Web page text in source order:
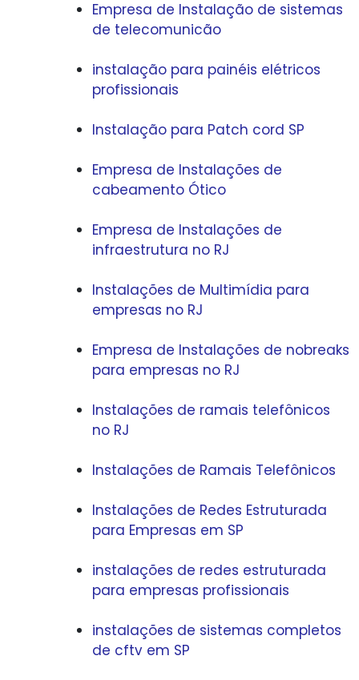
Empresa de Instalação de sistemas
de telecomunicão
instalação para painéis elétricos
profissionais
Instalação para Patch cord SP
Empresa de Instalações de
cabeamento Ótico
Empresa de Instalações de
infraestrutura no RJ
Instalações de Multimídia para
empresas no RJ
Empresa de Instalações de nobreaks
para empresas no RJ
Instalações de ramais telefônicos
no RJ
Instalações de Ramais Telefônicos
Instalações de Redes Estruturada
para Empresas em SP
instalações de redes estruturada
para empresas profissionais
instalações de sistemas completos
de cftv em SP